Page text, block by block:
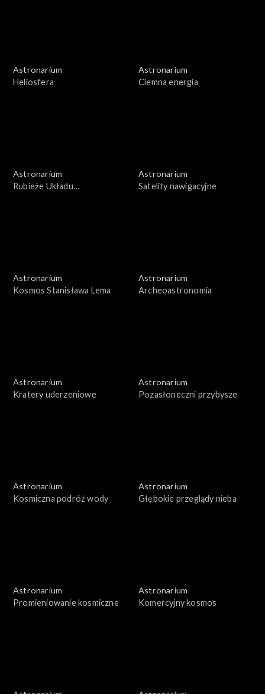
Astronarium
Heliosfera
Astronarium
Ciemna energia
Astronarium
Rubieże Układu
Astronarium
Satelity nawigacyjne
Astronarium
Kosmos Stanisława Lema
Astronarium
Archeoastronomia
Astronarium
Kratery uderzeniowe
Astronarium
Pozasłoneczni przybysze
Astronarium
Kosmiczna podróż wody
Astronarium
Głębokie przeglądy nieba
Astronarium
Promieniowanie kosmiczne
Astronarium
Komercyjny kosmos